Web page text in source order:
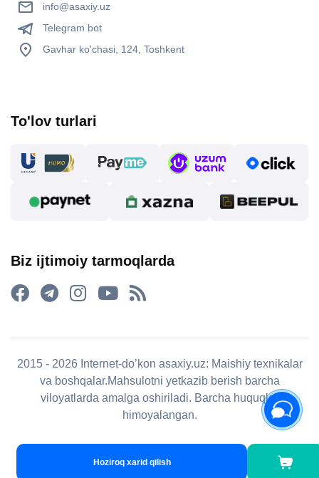
Hoziroq xarid qilish
info@asaxiy.uz
Telegram bot
Gavhar ko'chasi, 124, Toshkent
To'lov turlari
Biz ijtimoiy tarmoqlarda
2015 - 2026 Internet-do’kon asaxiy.uz: Maishiy texnikalar
va boshqalar.Mahsulotni yetkazib berish barcha
viloyatlarda amalga oshiriladi. Barcha huquqlar
himoyalangan.